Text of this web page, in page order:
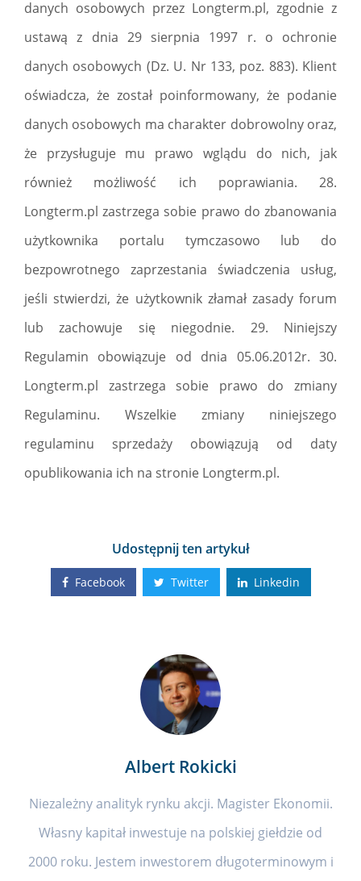
danych osobowych przez Longterm.pl, zgodnie z
ustawą z dnia 29 sierpnia 1997 r. o ochronie
danych osobowych (Dz. U. Nr 133, poz. 883). Klient
oświadcza, że został poinformowany, że podanie
danych osobowych ma charakter dobrowolny oraz,
że przysługuje mu prawo wglądu do nich, jak
również możliwość ich poprawiania. 28.
Longterm.pl zastrzega sobie prawo do zbanowania
użytkownika portalu tymczasowo lub do
bezpowrotnego zaprzestania świadczenia usług,
jeśli stwierdzi, że użytkownik złamał zasady forum
lub zachowuje się niegodnie. 29. Niniejszy
Regulamin obowiązuje od dnia 05.06.2012r. 30.
Longterm.pl zastrzega sobie prawo do zmiany
Regulaminu. Wszelkie zmiany niniejszego
regulaminu sprzedaży obowiązują od daty
opublikowania ich na stronie Longterm.pl.
Udostępnij ten artykuł
Facebook Twitter Linkedin
Albert Rokicki
Niezależny analityk rynku akcji. Magister Ekonomii.
Własny kapitał inwestuje na polskiej giełdzie od
2000 roku. Jestem inwestorem długoterminowym i